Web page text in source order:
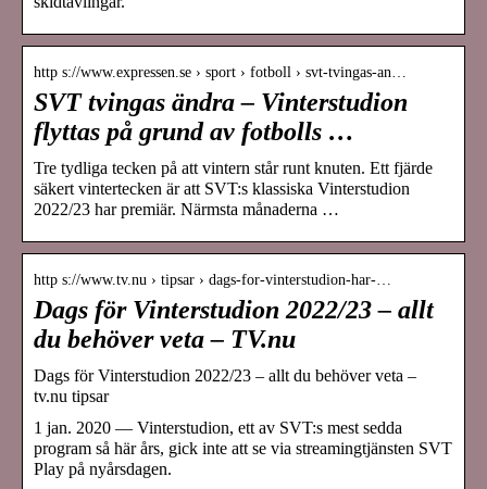
http s://www.expressen.se › sport › fotboll › svt-tvingas-an…
SVT tvingas ändra – Vinterstudion
flyttas på grund av fotbolls …
Tre tydliga tecken på att vintern står runt knuten. Ett fjärde
säkert vintertecken är att SVT:s klassiska Vinterstudion
2022/23 har premiär. Närmsta månaderna …
http s://www.tv.nu › tipsar › dags-for-vinterstudion-har-…
Dags för Vinterstudion 2022/23 – allt
du behöver veta – TV.nu
Dags för Vinterstudion 2022/23 – allt du behöver veta –
tv.nu tipsar
1 jan. 2020 — Vinterstudion, ett av SVT:s mest sedda
program så här års, gick inte att se via streamingtjänsten SVT
Play på nyårsdagen.